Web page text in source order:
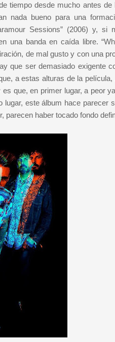
tiempo desde mucho antes
nada bueno para una
Sessions” (2006) y, si
una banda en caída libre.
de mal gusto y con una
que ser demasiado exigente
a estas alturas de la película,
que, en primer lugar, a peor
este álbum hace parecer
parecen haber tocado fondo